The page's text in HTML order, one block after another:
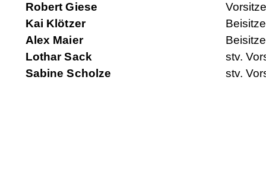
Robert Giese
Kai Klötzer
Alex Maier
Lothar Sack
stv.
Sabine Scholze
stv.